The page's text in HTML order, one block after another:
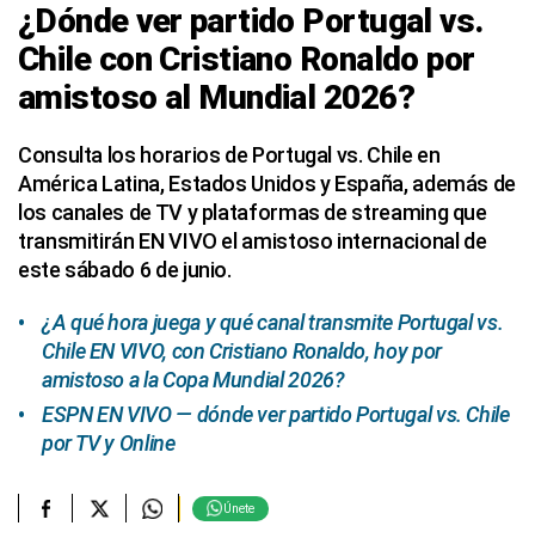
¿Dónde ver partido Portugal vs.
Chile con Cristiano Ronaldo por
amistoso al Mundial 2026?
Consulta los horarios de Portugal vs. Chile en
América Latina, Estados Unidos y España, además de
los canales de TV y plataformas de streaming que
transmitirán EN VIVO el amistoso internacional de
este sábado 6 de junio.
¿A qué hora juega y qué canal transmite Portugal vs.
Chile EN VIVO, con Cristiano Ronaldo, hoy por
amistoso a la Copa Mundial 2026?
ESPN EN VIVO — dónde ver partido Portugal vs. Chile
por TV y Online
Únete